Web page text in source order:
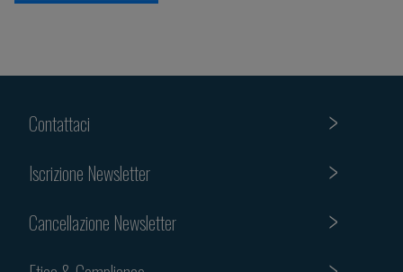
Contattaci
Iscrizione Newsletter
Cancellazione Newsletter